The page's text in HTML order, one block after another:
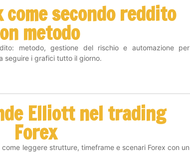
secondo reddito
metodo
metodo, gestione del rischio e automazione per
seguire i grafici tutto il giorno.
Elliott nel trading
Forex
leggere strutture, timeframe e scenari Forex con un